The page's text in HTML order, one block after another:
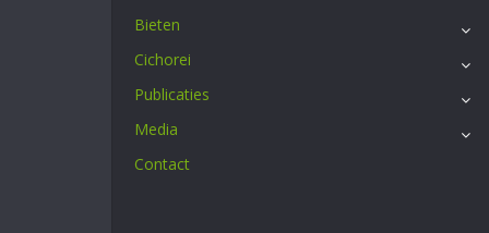
Bieten
Cichorei
Publicaties
Media
Contact